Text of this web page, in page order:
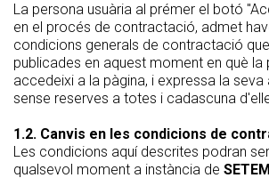
La persona usuària al prémer el botó
en el procés de contractació, admet
condicions generals de contractació que
publicades en aquest moment en què la
accedeixi a la pàgina, i expressa la seva
sense reserves a totes i cadascuna
1.2. Canvis en les condicions de
Les condicions aquí descrites podran
qualsevol moment a instància de